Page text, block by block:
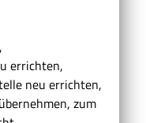
errichten,
neu errichten,
zum